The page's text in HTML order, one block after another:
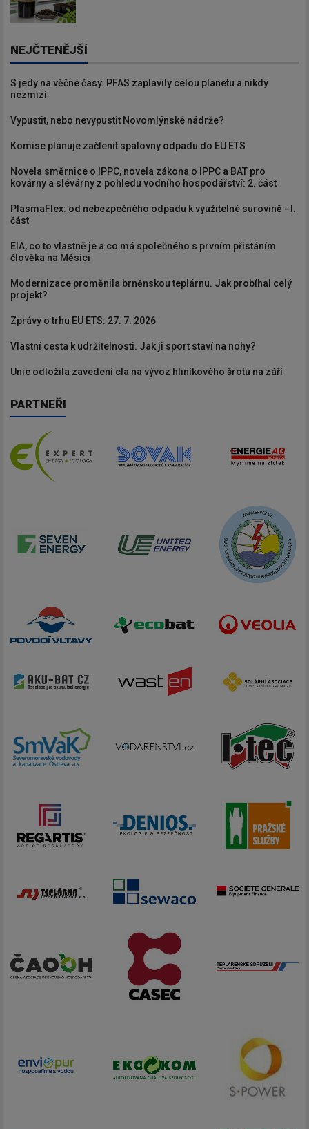
NEJČTENĚJŠÍ
S jedy na věčné časy. PFAS zaplavily celou planetu a nikdy
nezmizí
Vypustit, nebo nevypustit Novomlýnské nádrže?
Komise plánuje začlenit spalovny odpadu do EU ETS
Novela směrnice o IPPC, novela zákona o IPPC a BAT pro
kovárny a slévárny z pohledu vodního hospodářství: 2. část
PlasmaFlex: od nebezpečného odpadu k využitelné surovině - I.
část
EIA, co to vlastně je a co má společného s prvním přistáním
člověka na Měsíci
Modernizace proměnila brněnskou teplárnu. Jak probíhal celý
projekt?
Zprávy o trhu EU ETS: 27. 7. 2026
Vlastní cesta k udržitelnosti. Jak ji sport staví na nohy?
Unie odložila zavedení cla na vývoz hliníkového šrotu na září
PARTNEŘI